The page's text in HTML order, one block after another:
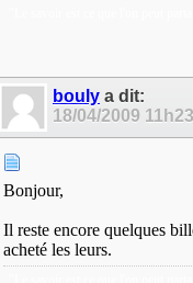
bouly a dit:
18/04/2009 11h23
Bonjour,
Il reste encore quelques
acheté les leurs.